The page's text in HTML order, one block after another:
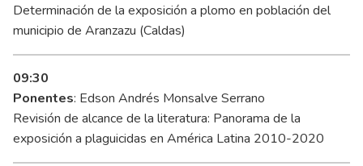
Determinación de la exposición a plomo en población del
municipio de Aranzazu (Caldas)
09:30
Ponentes: Edson Andrés Monsalve Serrano
Revisión de alcance de la literatura: Panorama de la
exposición a plaguicidas en América Latina 2010-2020